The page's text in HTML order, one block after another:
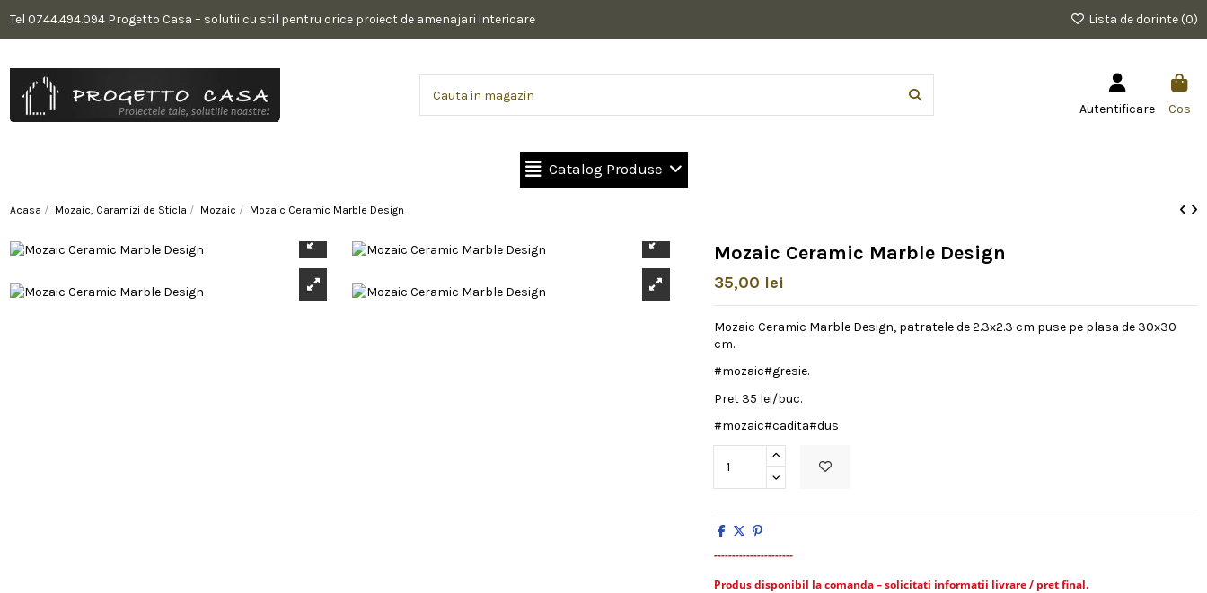
Tel 0744.494.094 Progetto Casa – solutii cu stil pentru orice proiect de amenajari interioare Lista de dorinte (0)
Autentificare Cos
Catalog Produse
Acasa Mozaic, Caramizi de Sticla Mozaic Mozaic Ceramic Marble Design
Mozaic Ceramic Marble Design
35,00 lei
Mozaic Ceramic Marble Design, patratele de 2.3x2.3 cm puse pe plasa de 30x30
cm.
#mozaic#gresie.
Pret 35 lei/buc.
#mozaic#cadita#dus
----------------------
Produs disponibil la comanda – solicitati informatii livrare / pret final.